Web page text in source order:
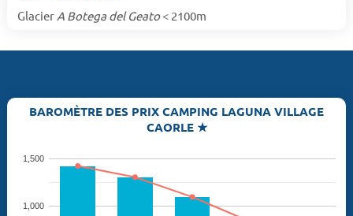
Glacier A Botega del Geato< 2100m
BAROMÈTRE DES PRIX CAMPING LAGUNA VILLAGE
CAORLE ★
1,000
1,500